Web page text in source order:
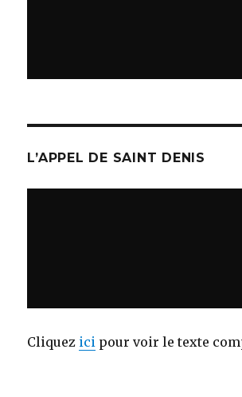
L’APPEL DE SAINT DENIS
Cliquez ici pour voir le texte